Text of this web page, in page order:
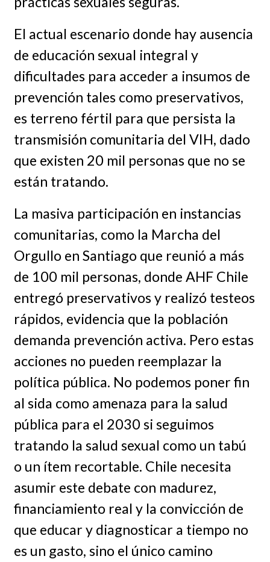
El actual escenario donde hay ausencia
de educación sexual integral y
dificultades para acceder a insumos de
prevención tales como preservativos,
es terreno fértil para que persista la
transmisión comunitaria del VIH, dado
que existen 20 mil personas que no se
están tratando.
La masiva participación en instancias
comunitarias, como la Marcha del
Orgullo en Santiago que reunió a más
de 100 mil personas, donde AHF Chile
entregó preservativos y realizó testeos
rápidos, evidencia que la población
demanda prevención activa. Pero estas
acciones no pueden reemplazar la
política pública. No podemos poner fin
al sida como amenaza para la salud
pública para el 2030 si seguimos
tratando la salud sexual como un tabú
o un ítem recortable. Chile necesita
asumir este debate con madurez,
financiamiento real y la convicción de
que educar y diagnosticar a tiempo no
es un gasto, sino el único camino